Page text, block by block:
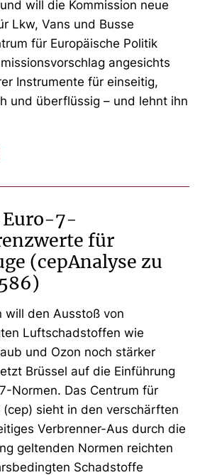
will die Kommission neue
Lkw, Vans und Busse
für Europäische Politik
angesichts
Instrumente für einseitig,
und überflüssig – und lehnt ihn
Euro-7-
für
(cepAnalyse zu
will den Ausstoß von
Luftschadstoffen wie
und Ozon noch stärker
Brüssel auf die Einführung
Normen. Das Centrum für
(cep) sieht in den verschärften
Verbrenner-Aus durch die
geltenden Normen reichten
Schadstoffe